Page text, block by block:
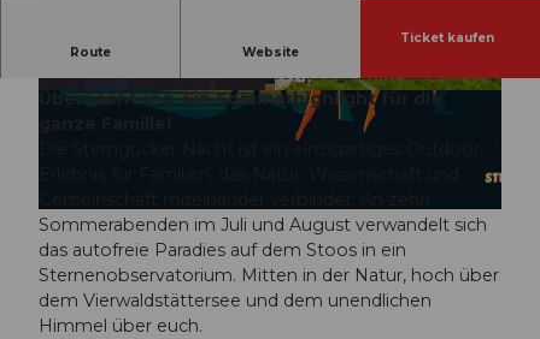
© Guidle.com
© Guidle.com © Guidle.com
Route Website
Ticket kaufen
Es erwartet euch ein All-inclusive-Package mit
Verpflegung, tollem Rahmenprogramm und
Übernachtung. Ein Sommerhighlight für die
Die Sterngucker Nacht ist ein einzigartiges Outdoor-
Sommerabenden im Juli und August verwandelt sich
das autofreie Paradies auf dem Stoos in ein
Sternenobservatorium. Mitten in der Natur, hoch über
dem Vierwaldstättersee und dem unendlichen
Himmel über euch.